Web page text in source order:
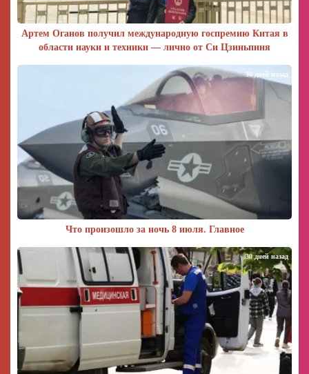
Артем Оганов получил международную госпремию Китая в
области науки и техники — лично от Си Цзиньпиня
Что произошло за ночь 8 июля. Главное
30 дней назад
30 дней назад